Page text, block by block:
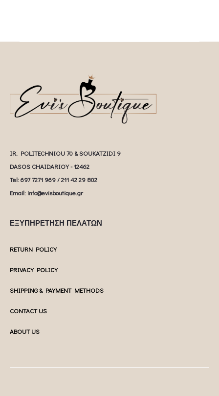
IR. POLITECHNIOU 70 & SOUKATZIDI 9
DASOS CHAIDARIOY - 12462
Tel: 697 7271 969 / 211 42 29 802
Email: info@evisboutique.gr
ΕΞΥΠΗΡΕΤΗΣΗ ΠΕΛΑΤΩΝ
RETURN POLICY
PRIVACY POLICY
SHIPPING & PAYMENT METHODS
CONTACT US
ABOUT US